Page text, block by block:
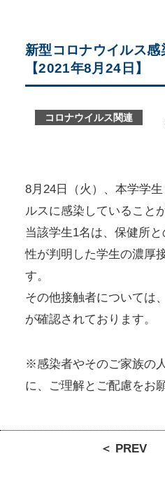
新型コロナウイルス
【2021年8月24日】
コロナウイルス関連
8月24日（火）、本学学
ルスに感染していること
当該学生1名は、保健所
性が判明した学生の濃厚
す。
その他接触者については
が確認されております。
※感染者やそのご家族の
に、ご理解とご配慮をお
＜ PREV